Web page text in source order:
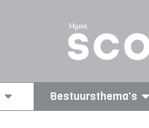
Bestuursthema's